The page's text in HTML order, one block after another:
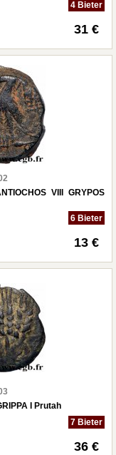
4 Bieter
31 €
VIII GRYPOS
6 Bieter
13 €
I Prutah
7 Bieter
36 €